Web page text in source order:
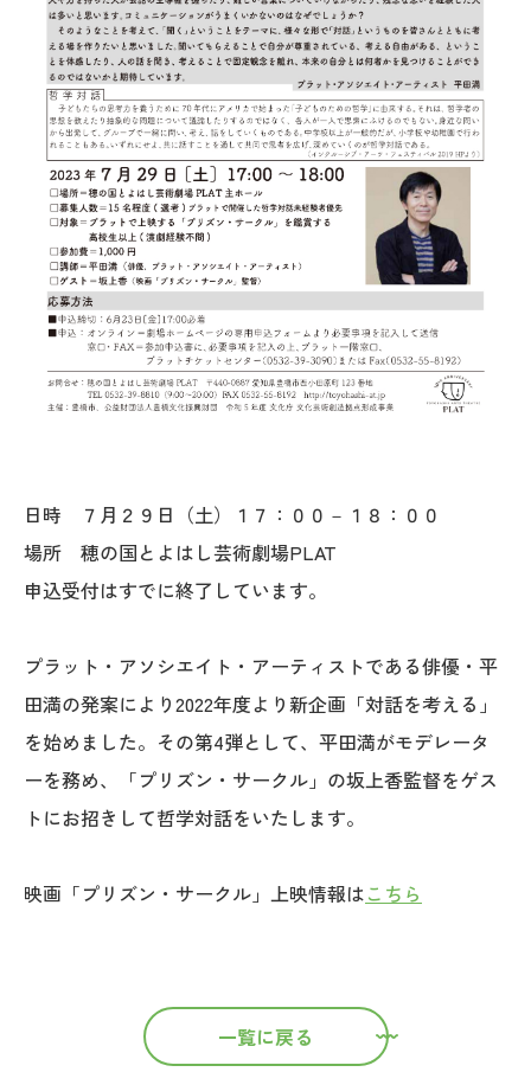
日時 ７月２９日（土）１７：００－１８：００
場所 穂の国とよはし芸術劇場PLAT
申込受付はすでに終了しています。
プラット・アソシエイト・アーティストである俳優・平
田満の発案により2022年度より新企画「対話を考える」
を始めました。その第4弾として、平田満がモデレータ
ーを務め、「プリズン・サークル」の坂上香監督をゲス
トにお招きして哲学対話をいたします。
映画「プリズン・サークル」上映情報はこちら
一覧に戻る